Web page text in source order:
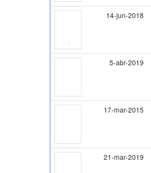
14-jun-2018
5-abr-2019
17-mar-2015
21-mar-2019